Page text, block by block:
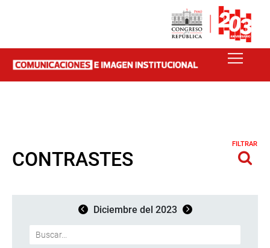
CONTRASTES
FILTRAR
Diciembre del 2023